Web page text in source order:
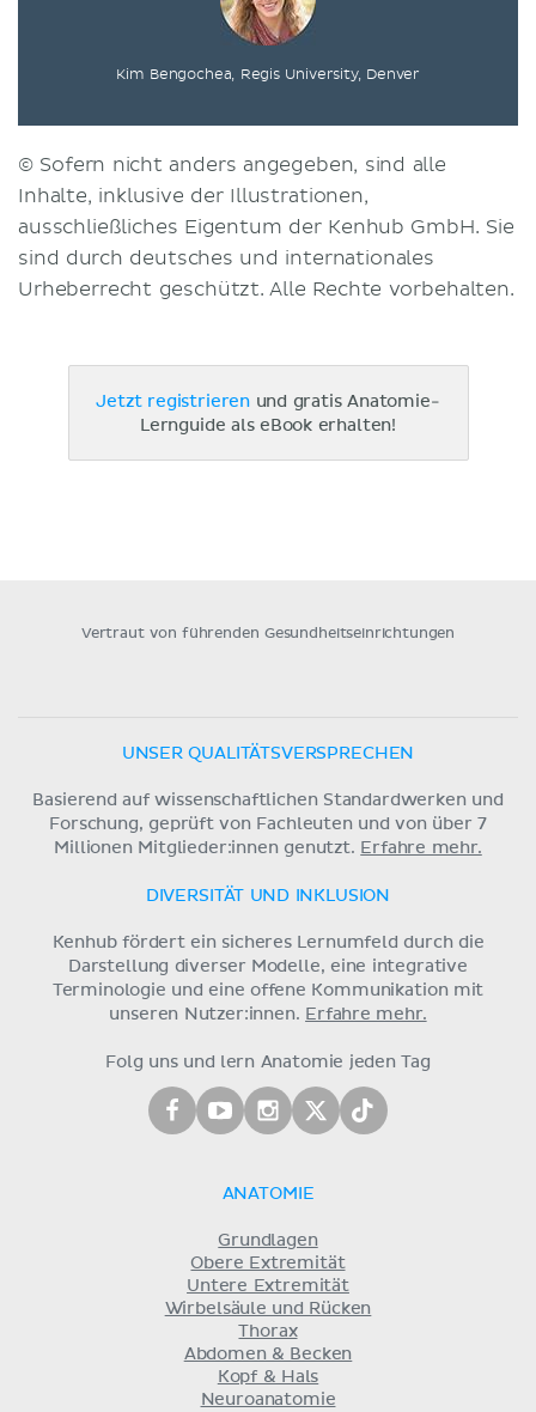
Kim Bengochea, Regis University, Denver
© Sofern nicht anders angegeben, sind alle
Inhalte, inklusive der Illustrationen,
ausschließliches Eigentum der Kenhub GmbH. Sie
sind durch deutsches und internationales
Urheberrecht geschützt. Alle Rechte vorbehalten.
Jetzt registrieren und gratis Anatomie-
Lernguide als eBook erhalten!
Vertraut von führenden Gesundheitseinrichtungen
UNSER QUALITÄTSVERSPRECHEN
Basierend auf wissenschaftlichen Standardwerken und
Forschung, geprüft von Fachleuten und von über 7
Millionen Mitglieder:innen genutzt. Erfahre mehr.
DIVERSITÄT UND INKLUSION
Kenhub fördert ein sicheres Lernumfeld durch die
Darstellung diverser Modelle, eine integrative
Terminologie und eine offene Kommunikation mit
unseren Nutzer:innen. Erfahre mehr.
Folg uns und lern Anatomie jeden Tag
ANATOMIE
Grundlagen
Obere Extremität
Untere Extremität
Wirbelsäule und Rücken
Thorax
Abdomen & Becken
Kopf & Hals
Neuroanatomie